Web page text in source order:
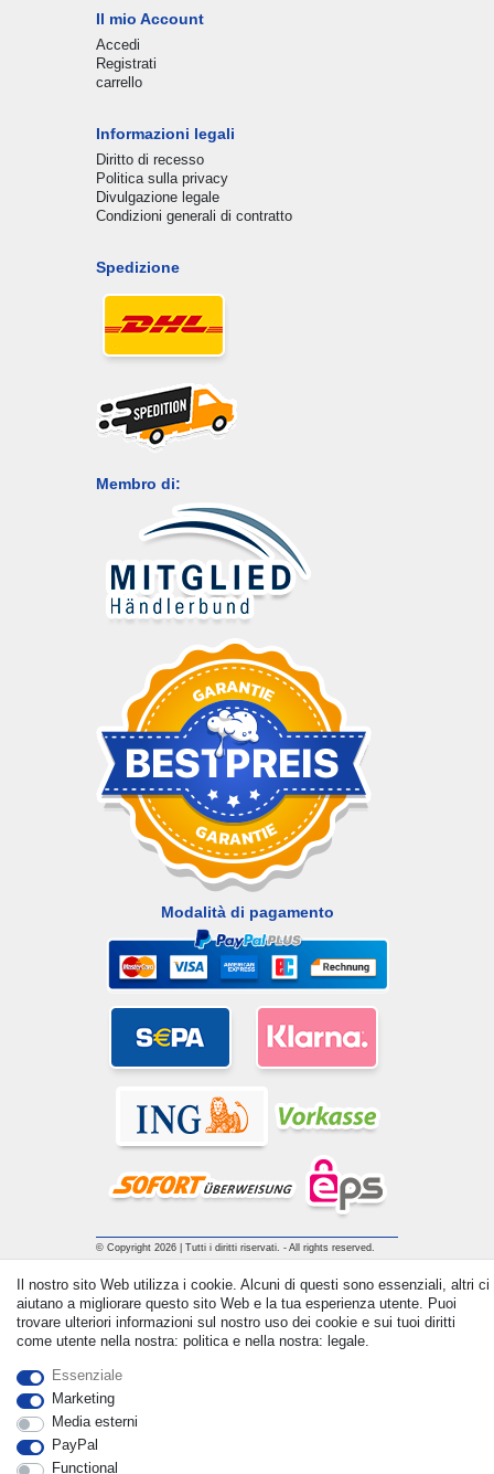
Il mio Account
Accedi
Registrati
carrello
Informazioni legali
Diritto di recesso
Politica sulla privacy
Divulgazione legale
Condizioni generali di contratto
Spedizione
Membro di:
Modalità di pagamento
© Copyright 2026 | Tutti i diritti riservati. - All rights reserved.
Applies to deliveries to the UK!
Il nostro sito Web utilizza i cookie. Alcuni di questi sono essenziali, altri ci
aiutano a migliorare questo sito Web e la tua esperienza utente. Puoi
trovare ulteriori informazioni sul nostro uso dei cookie e sui tuoi diritti
come utente nella nostra: politica e nella nostra: legale.
Essenziale
Marketing
Media esterni
PayPal
Functional
Withdraw from contract here Contatto